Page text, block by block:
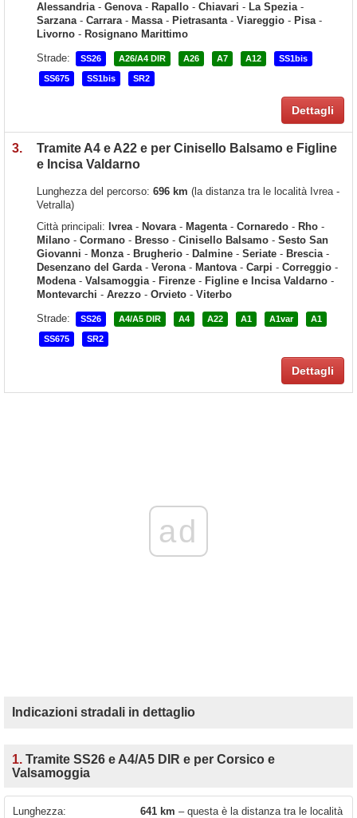
Alessandria- Genova- Rapallo - Chiavari - La Spezia-
Sarzana- Carrara- Massa- Pietrasanta- Viareggio - Pisa-
Livorno - Rosignano Marittimo
Strade:
SS26 A26/A4 DIR A26 A7 A12 SS1bis
SS675 SS1bis SR2
Dettagli
3.
Tramite A4 e A22 e per Cinisello Balsamo e Figline
e Incisa Valdarno
Lunghezza del percorso: 696 km (la distanza tra le località Ivrea -
Vetralla)
Città principali: Ivrea- Novara- Magenta- Cornaredo - Rho -
Milano - Cormano - Bresso - Cinisello Balsamo - Sesto San
Giovanni - Monza- Brugherio - Dalmine - Seriate - Brescia-
Desenzano del Garda- Verona- Mantova- Carpi - Correggio -
Modena- Valsamoggia- Firenze - Figline e Incisa Valdarno -
Montevarchi - Arezzo - Orvieto - Viterbo
Strade:
SS26 A4/A5 DIR A4 A22 A1 A1var A1
SS675 SR2
Dettagli
ad
Indicazioni stradali in dettaglio
1. Tramite SS26 e A4/A5 DIR e per Corsico e
Valsamoggia
Lunghezza: 641 km – questa è la distanza tra le località